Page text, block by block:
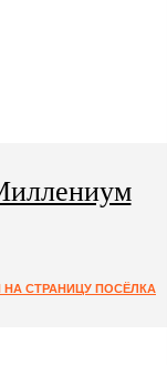
НА СТРАНИЦУ ПОСЁЛКА